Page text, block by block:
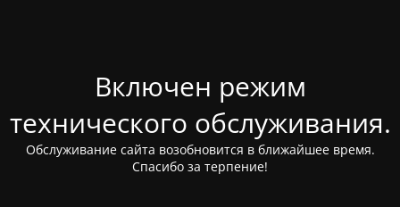
Включен режим
технического обслуживания.
Обслуживание сайта возобновится в ближайшее время.
Спасибо за терпение!